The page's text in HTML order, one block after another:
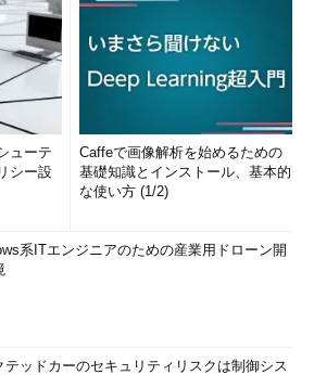
ューテ
シー設
Caffeで画像解析を始めるための
基礎知識とインストール、基本的
な使い方 (1/2)
系ITエンジニアのための産業用ドローン開
テッドカーのセキュリティリスクは制御シス